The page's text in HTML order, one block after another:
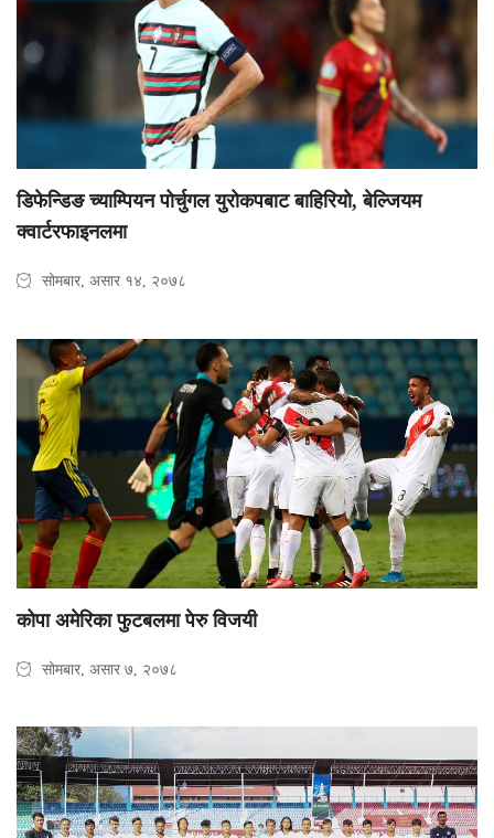
डिफेन्डिङ च्याम्पियन पोर्चुगल युरोकपबाट बाहिरियो, बेल्जियम
क्वार्टरफाइनलमा
सोमबार, असार १४, २०७८
कोपा अमेरिका फुटबलमा पेरु विजयी
सोमबार, असार ७, २०७८